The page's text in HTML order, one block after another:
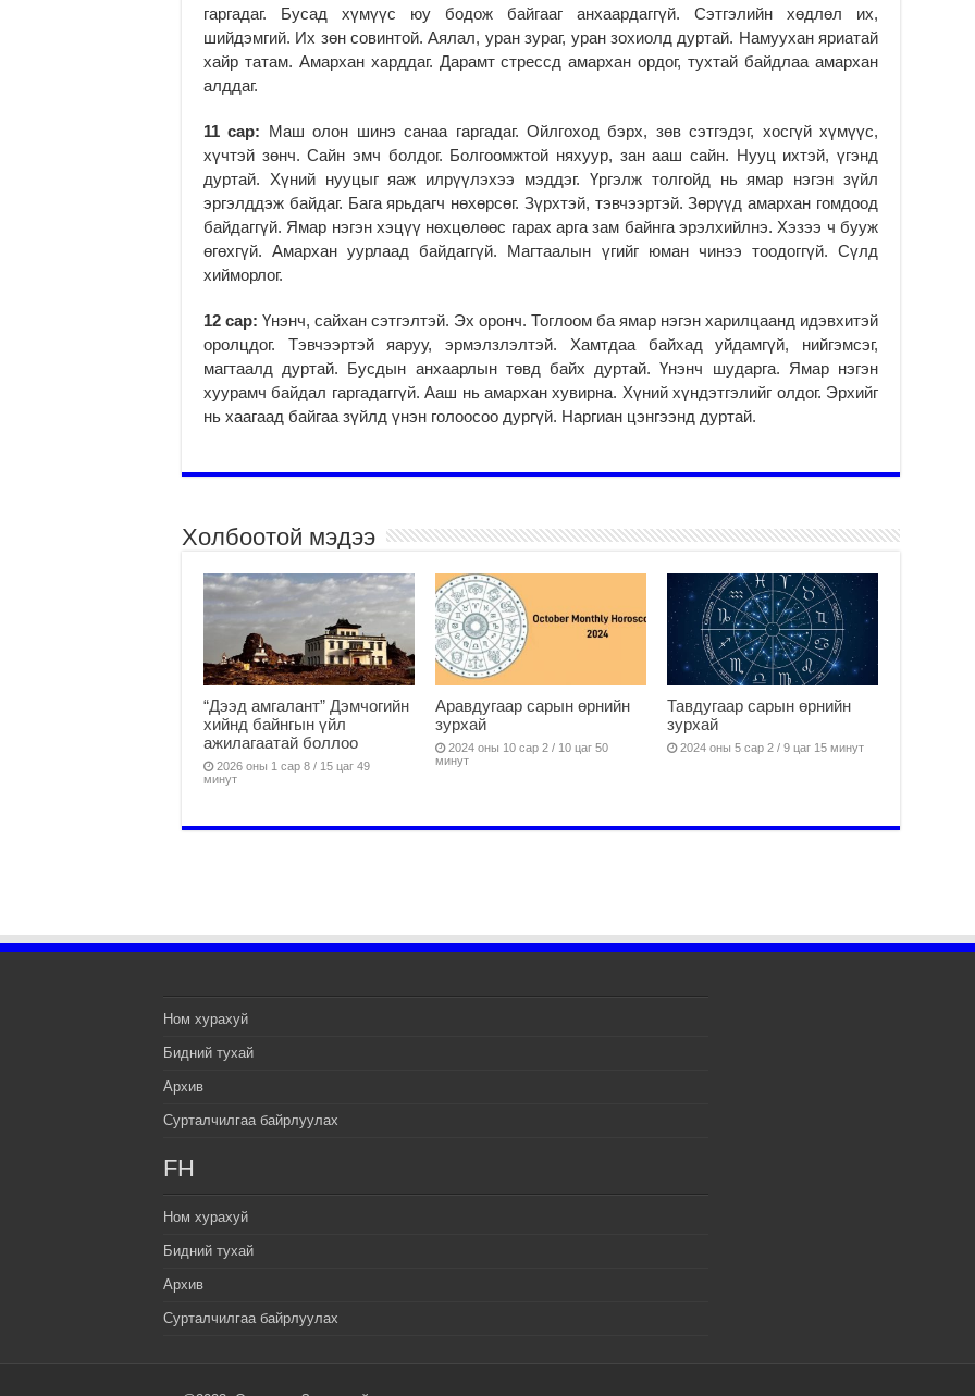
гаргадаг. Бусад хүмүүс юу бодож байгааг анхаардаггүй. Сэтгэлийн хөдлөл их,
шийдэмгий. Их зөн совинтой. Аялал, уран зураг, уран зохиолд дуртай. Намуухан яриатай
хайр татам. Амархан харддаг. Дарамт стрессд амархан ордог, тухтай байдлаа амархан
алддаг.
11 сар: Маш олон шинэ санаа гаргадаг. Ойлгоход бэрх, зөв сэтгэдэг, хосгүй хүмүүс,
хүчтэй зөнч. Сайн эмч болдог. Болгоомжтой няхуур, зан ааш сайн. Нууц ихтэй, үгэнд
дуртай. Хүний нууцыг яаж илрүүлэхээ мэддэг. Үргэлж толгойд нь ямар нэгэн зүйл
эргэлддэж байдаг. Бага ярьдагч нөхөрсөг. Зүрхтэй, тэвчээртэй. Зөрүүд амархан гомдоод
байдаггүй. Ямар нэгэн хэцүү нөхцөлөөс гарах арга зам байнга эрэлхийлнэ. Хэзээ ч бууж
өгөхгүй. Амархан уурлаад байдаггүй. Магтаалын үгийг юман чинээ тоодоггүй. Сүлд
хийморлог.
12 сар: Үнэнч, сайхан сэтгэлтэй. Эх оронч. Тоглоом ба ямар нэгэн харилцаанд идэвхитэй
оролцдог. Тэвчээртэй яаруу, эрмэлзлэлтэй. Хамтдаа байхад уйдамгүй, нийгэмсэг,
магтаалд дуртай. Бусдын анхаарлын төвд байх дуртай. Үнэнч шударга. Ямар нэгэн
хуурамч байдал гаргадаггүй. Ааш нь амархан хувирна. Хүний хүндэтгэлийг олдог. Эрхийг
нь хаагаад байгаа зүйлд үнэн голоосоо дургүй. Наргиан цэнгээнд дуртай.
Холбоотой мэдээ
“Дээд амгалант” Дэмчогийн
хийнд байнгын үйл
ажилагаатай боллоо
2026 оны 1 сар 8 / 15 цаг 49
минут
Аравдугаар сарын өрнийн
зурхай
2024 оны 10 сар 2 / 10 цаг 50
минут
Тавдугаар сарын өрнийн
зурхай
2024 оны 5 сар 2 / 9 цаг 15 минут
Ном хурахуй
Бидний тухай
Архив
Сурталчилгаа байрлуулах
FH
Ном хурахуй
Бидний тухай
Архив
Сурталчилгаа байрлуулах